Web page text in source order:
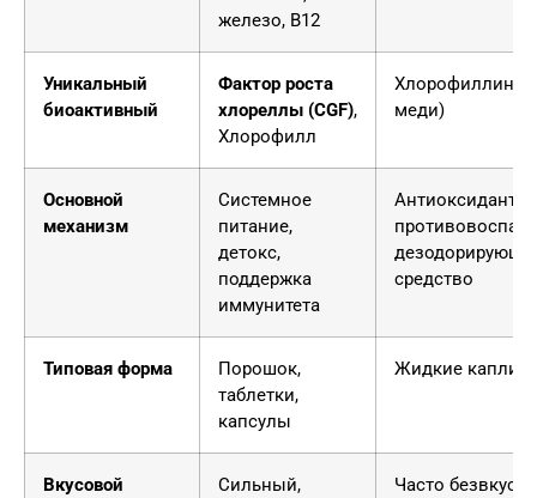
железо, B12
Уникальный
биоактивный
Фактор роста
хлореллы (CGF),
Хлорофилл
Хлорофиллин
меди)
Основной
механизм
Системное
питание,
детокс,
поддержка
иммунитета
Антиоксидант,
средство
Типовая форма
Порошок,
таблетки,
капсулы
Жидкие капли,
Вкусовой
Сильный,
Часто